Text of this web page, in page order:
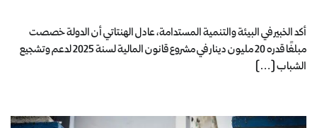
أكد الخبير في البيئة والتنمية المستدامة، عادل الهنتاتي أن الدولة خصصت
مبلغًا قدره 20 مليون دينار في مشروع قانون المالية لسنة 2025 لدعم وتشجيع
الشباب […]